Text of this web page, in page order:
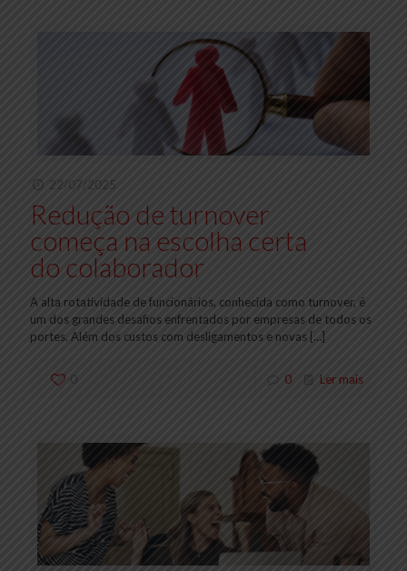
22/07/2025
Redução de turnover
começa na escolha certa
do colaborador
A alta rotatividade de funcionários, conhecida como turnover, é
um dos grandes desafios enfrentados por empresas de todos os
portes. Além dos custos com desligamentos e novas […]
0 0 Ler mais